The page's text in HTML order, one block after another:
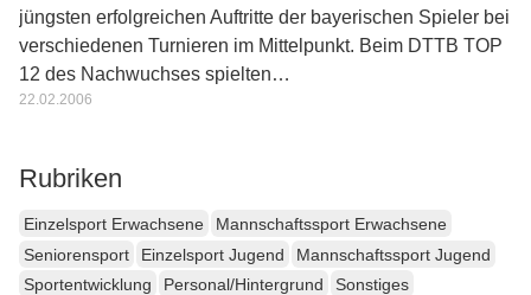
jüngsten erfolgreichen Auftritte der bayerischen Spieler bei
verschiedenen Turnieren im Mittelpunkt. Beim DTTB TOP
12 des Nachwuchses spielten…
22.02.2006
Rubriken
Einzelsport Erwachsene
Mannschaftssport Erwachsene
Seniorensport
Einzelsport Jugend
Mannschaftssport Jugend
Sportentwicklung
Personal/Hintergrund
Sonstiges